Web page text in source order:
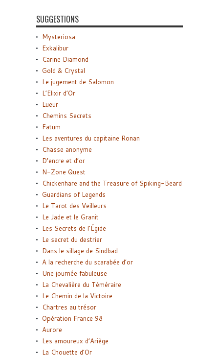
SUGGESTIONS
Mysteriosa
Exkalibur
Carine Diamond
Gold & Crystal
Le jugement de Salomon
L’Elixir d’Or
Lueur
Chemins Secrets
Fatum
Les aventures du capitaine Ronan
Chasse anonyme
D’encre et d’or
N-Zone Quest
Chickenhare and the Treasure of Spiking-Beard
Guardians of Legends
Le Tarot des Veilleurs
Le Jade et le Granit
Les Secrets de l’Égide
Le secret du destrier
Dans le sillage de Sindbad
A la recherche du scarabée d’or
Une journée fabuleuse
La Chevalière du Téméraire
Le Chemin de la Victoire
Chartres au trésor
Opération France 98
Aurore
Les amoureux d’Ariège
La Chouette d’Or